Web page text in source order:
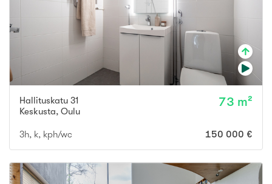
Hallituskatu 31
Keskusta, Oulu
73 m²
3h, k, kph/wc 150 000 €